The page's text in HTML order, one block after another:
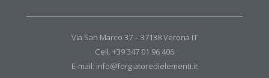
Via San Marco 37 – 37138 Verona IT
Cell. +39 347 01 96 406
E-mail: info@forgiatoredielementi.it